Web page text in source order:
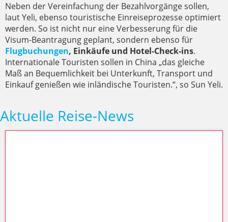
Neben der Vereinfachung der Bezahlvorgänge sollen,
laut Yeli, ebenso touristische Einreiseprozesse optimiert
werden. So ist nicht nur eine Verbesserung für die
Visum-Beantragung geplant, sondern ebenso für
Flugbuchungen, Einkäufe und Hotel-Check-ins.
Internationale Touristen sollen in China „das gleiche
Maß an Bequemlichkeit bei Unterkunft, Transport und
Einkauf genießen wie inländische Touristen.“, so Sun Yeli.
Aktuelle Reise-News